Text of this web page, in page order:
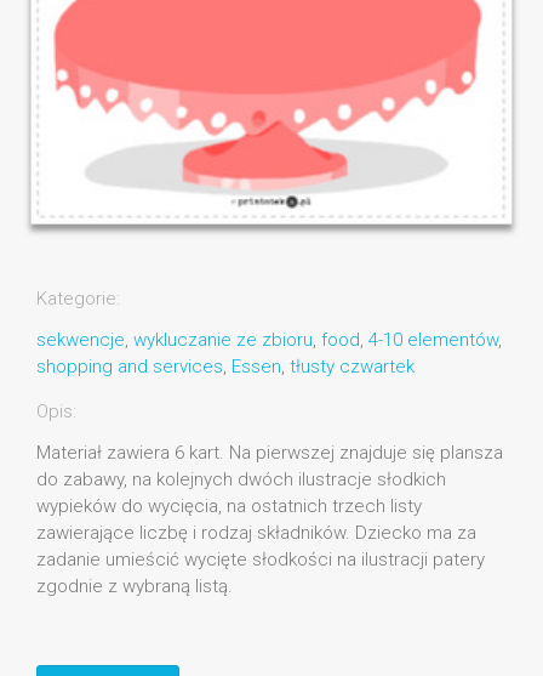
Kategorie:
sekwencje, wykluczanie ze zbioru, food, 4-10 elementów,
shopping and services, Essen, tłusty czwartek
Opis:
Materiał zawiera 6 kart. Na pierwszej znajduje się plansza
do zabawy, na kolejnych dwóch ilustracje słodkich
wypieków do wycięcia, na ostatnich trzech listy
zawierające liczbę i rodzaj składników. Dziecko ma za
zadanie umieścić wycięte słodkości na ilustracji patery
zgodnie z wybraną listą.